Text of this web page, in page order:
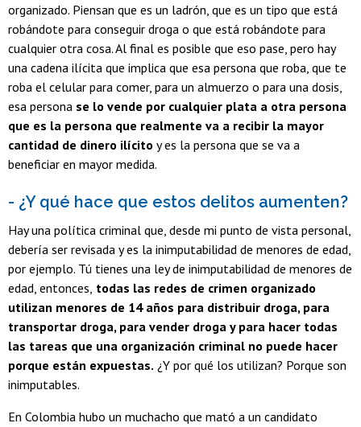
organizado. Piensan que es un ladrón, que es un tipo que está
robándote para conseguir droga o que está robándote para
cualquier otra cosa. Al final es posible que eso pase, pero hay
una cadena ilícita que implica que esa persona que roba, que te
roba el celular para comer, para un almuerzo o para una dosis,
esa persona se lo vende por cualquier plata a otra persona
que es la persona que realmente va a recibir la mayor
cantidad de dinero ilícito y es la persona que se va a
beneficiar en mayor medida.
- ¿Y qué hace que estos delitos aumenten?
Hay una política criminal que, desde mi punto de vista personal,
debería ser revisada y es la inimputabilidad de menores de edad,
por ejemplo. Tú tienes una ley de inimputabilidad de menores de
edad, entonces, todas las redes de crimen organizado
utilizan menores de 14 años para distribuir droga, para
transportar droga, para vender droga y para hacer todas
las tareas que una organización criminal no puede hacer
porque están expuestas. ¿Y por qué los utilizan? Porque son
inimputables.
En Colombia hubo un muchacho que mató a un candidato